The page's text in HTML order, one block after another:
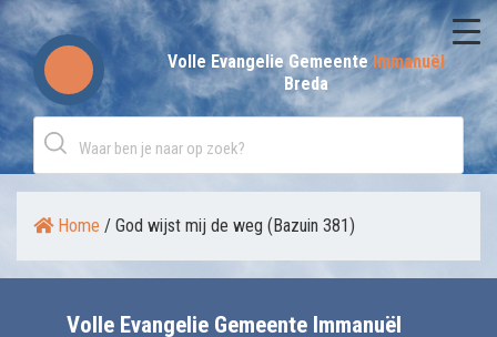
Skip
to
content
Volle Evangelie GemeenteImmanuël
Breda
Home / God wijst mij de weg (Bazuin 381)
Volle Evangelie Gemeente Immanuël